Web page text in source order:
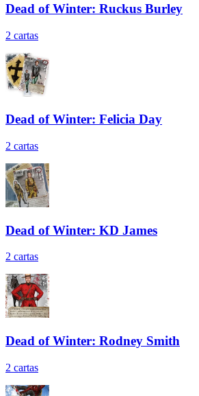
Dead of Winter: Ruckus Burley
2 cartas
Dead of Winter: Felicia Day
2 cartas
Dead of Winter: KD James
2 cartas
Dead of Winter: Rodney Smith
2 cartas